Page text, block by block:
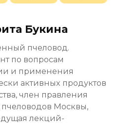
Букина
пчеловод.
по вопросам
и применения
активных продуктов
член правления
Москвы,
лекций-